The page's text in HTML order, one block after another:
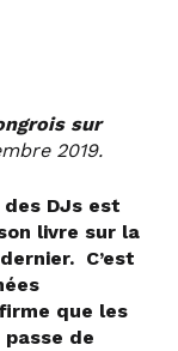
sur
2019.
DJs est
livre sur la
C’est
que les
de